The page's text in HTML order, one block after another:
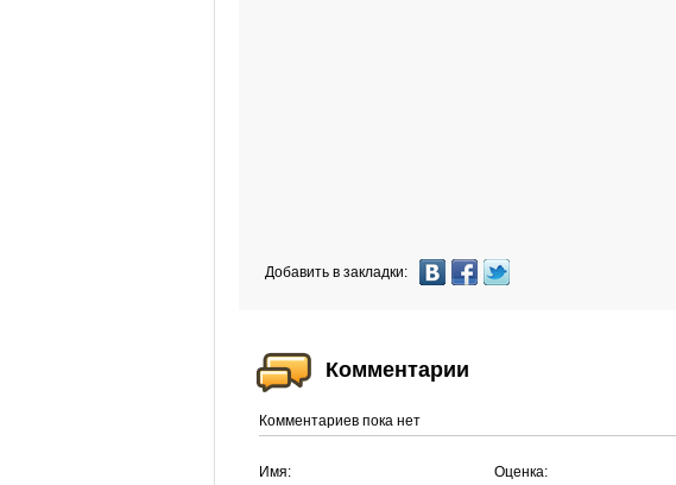
Добавить в закладки:
Комментарии
Комментариев пока нет
Имя: Оценка: